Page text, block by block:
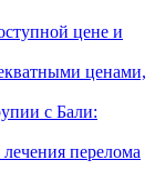
цене и
ценами,
с Бали:
перелома